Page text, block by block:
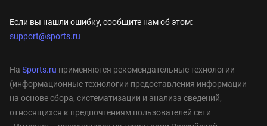
Если вы нашли ошибку, сообщите нам об этом:
support@sports.ru
На Sports.ru применяются рекомендательные технологии
(информационные технологии предоставления информации
на основе сбора, систематизации и анализа сведений,
относящихся к предпочтениям пользователей сети